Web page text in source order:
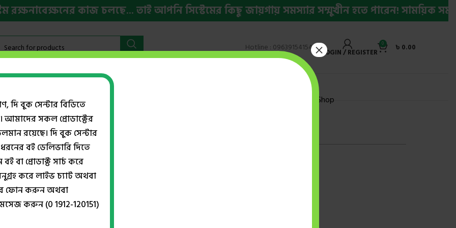
কাজ চলছে... তাই আপনি সিস্টেমের কিছু জায়গায় সমস্যার সম্মুখীন হতে পারেন! সাময়িক
Hotline : 09639154154 LOGIN / REGISTER
0 ৳ 0.00
বইমেলা ২০২৬ HSC ও ভর্তি প্রস্তুতি Shop
VERTEX British & American Pronunciation
দি বুক সেন্টার বিডিতে
আমাদের সকল প্রোডাক্টের
রয়েছে। দি বুক সেন্টার
বই ডেলিভারি দিতে
বা প্রোডাক্ট সার্চ করে
করে লাইভ চ্যাট অথবা
ফোন করুন অথবা
করুন (0 1912-120151)
×